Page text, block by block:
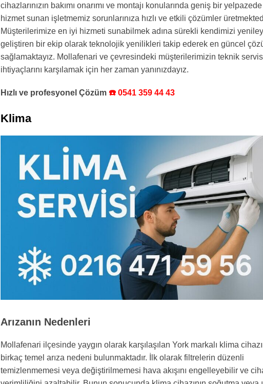
cihazlarınızın bakımı onarımı ve montajı konularında geniş bir yelpazede
hizmet sunan işletmemiz sorunlarınıza hızlı ve etkili çözümler
Müşterilerimize en iyi hizmeti sunabilmek adına sürekli kendimizi
geliştiren bir ekip olarak teknolojik yenilikleri takip ederek en güncel
sağlamaktayız. Mollafenari ve çevresindeki müşterilerimizin teknik servis
ihtiyaçlarını karşılamak için her zaman yanınızdayız.
Hızlı ve profesyonel Çözüm ☎️ 0541 359 44 43
Klima
Arızanın Nedenleri
Mollafenari ilçesinde yaygın olarak karşılaşılan York markalı klima
birkaç temel arıza nedeni bulunmaktadır. İlk olarak filtrelerin düzenli
temizlenmemesi veya değiştirilmemesi hava akışını engelleyebilir ve